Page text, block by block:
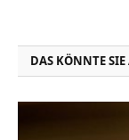
DAS KÖNNTE